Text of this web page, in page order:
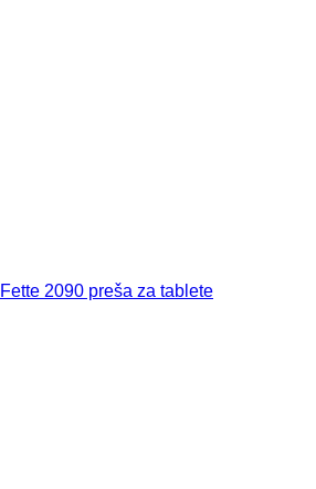
Fette 2090 preša za tablete